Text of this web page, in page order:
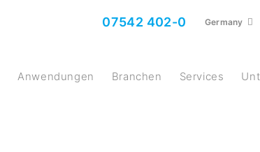
07542 402-0 Germany
Anwendungen Branchen Services